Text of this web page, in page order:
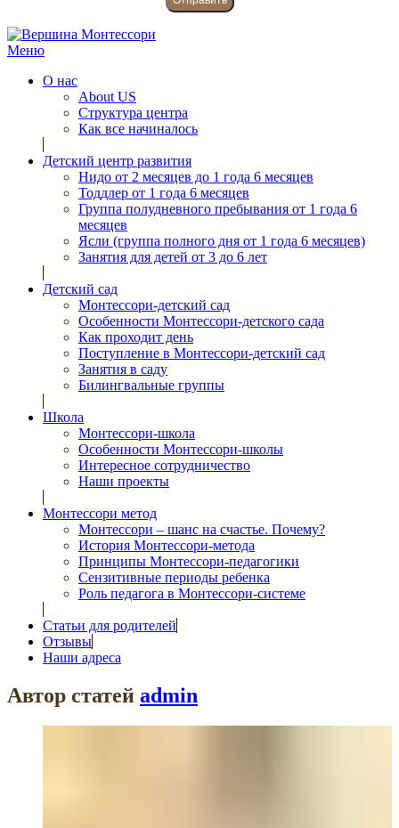
Меню
О нас
About US
Структура центра
Как все начиналось
Детский центр развития
Нидо от 2 месяцев до 1 года 6 месяцев
Тоддлер от 1 года 6 месяцев
Группа полудневного пребывания от 1 года 6
месяцев
Ясли (группа полного дня от 1 года 6 месяцев)
Занятия для детей от 3 до 6 лет
Детский сад
Монтессори-детский сад
Особенности Монтессори-детского сада
Как проходит день
Поступление в Монтессори-детский сад
Занятия в саду
Билингвальные группы
Школа
Монтессори-школа
Особенности Монтессори-школы
Интересное сотрудничество
Наши проекты
Монтессори метод
Монтессори – шанс на счастье. Почему?
История Монтессори-метода
Принципы Монтессори-педагогики
Сензитивные периоды ребенка
Роль педагога в Монтессори-системе
Статьи для родителей
Отзывы
Наши адреса
Автор статей admin